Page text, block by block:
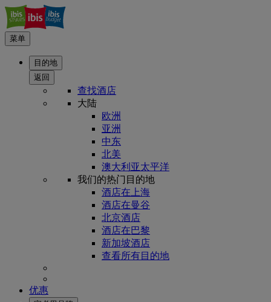
菜单
目的地
返回
查找酒店
大陆
欧洲
亚洲
中东
北美
澳大利亚太平洋
我们的热门目的地
酒店在上海
酒店在曼谷
北京酒店
酒店在巴黎
新加坡酒店
查看所有目的地
优惠